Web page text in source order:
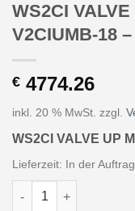
WS2CI
V2CIUMB-18
€ 4774.26
inkl. 20 % MwSt. zzgl.
WS2CI VALVE UP
Lieferzeit: In der
WS2CI VALVE UP M